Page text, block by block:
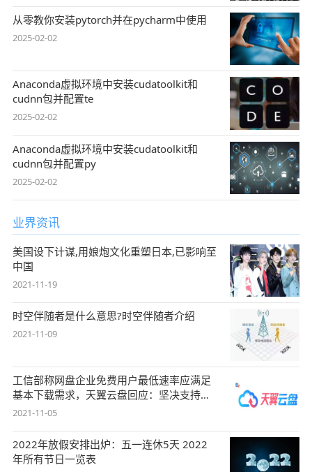
从零教你安装pytorch并在pycharm中使用
2025-02-02
Anaconda虚拟环境中安装cudatoolkit和
cudnn包并配置te
2025-02-02
Anaconda虚拟环境中安装cudatoolkit和
cudnn包并配置py
2025-02-02
业界资讯
美国设下计谋,用娘炮文化重塑日本,已影响至
中国
2021-11-19
时空伴随者是什么意思?时空伴随者介绍
2021-11-09
工信部称网盘企业免费用户最低速率应满足
基本下载需求，天翼云盘回应：坚决支持，
始终
2021-11-05
2022年放假安排出炉：五一连休5天 2022
年所有节日一览表